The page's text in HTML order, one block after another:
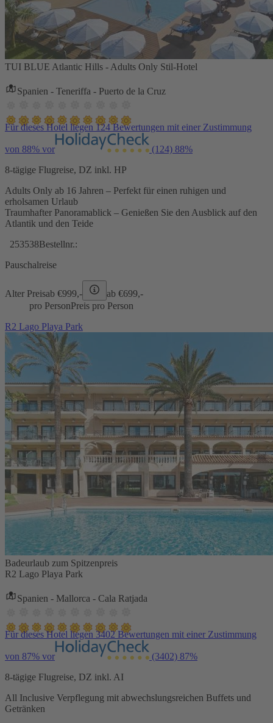
TUI BLUE Atlantic Hills - Adults Only Stil-Hotel
Spanien - Teneriffa - Puerto de la Cruz
Für dieses Hotel liegen 124 Bewertungen mit einer Zustimmung
von 88% vor (124) 88%
8-tägige Flugreise, DZ inkl. HP
Adults Only ab 16 Jahren – Perfekt für einen ruhigen und
erholsamen Urlaub
Traumhafter Panoramablick – Genießen Sie den Ausblick auf den
Atlantik und den Teide
253538Bestellnr.:
Pauschalreise
Alter Preisab €999,- ab €699,-
pro PersonPreis pro Person
R2 Lago Playa Park
Badeurlaub zum Spitzenpreis
R2 Lago Playa Park
Spanien - Mallorca - Cala Ratjada
Für dieses Hotel liegen 3402 Bewertungen mit einer Zustimmung
von 87% vor (3402) 87%
8-tägige Flugreise, DZ inkl. AI
All Inclusive Verpflegung mit abwechslungsreichen Buffets und
Getränken